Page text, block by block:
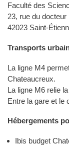
Faculté des
23, rue du
42023 Saint-
Transports
La ligne M4
Chateaucreux.
La ligne M6 relie
Entre la gare et le
Hébergements
Ibis budget